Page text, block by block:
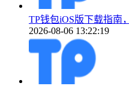
TP钱包iOS版下载指南
2026-08-06 13:22:19